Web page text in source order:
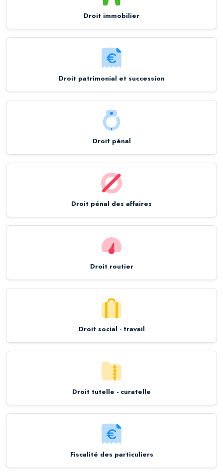
Droit immobilier
Droit patrimonial et succession
Droit pénal
Droit pénal des affaires
Droit routier
Droit social - travail
Droit tutelle - curatelle
Fiscalité des particuliers